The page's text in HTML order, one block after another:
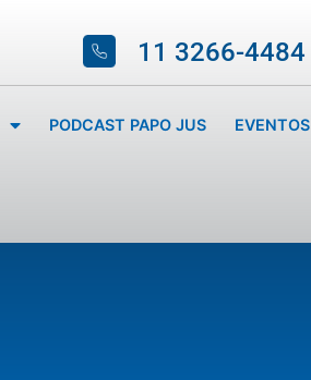
11 3266-4484
PODCAST PAPO JUS EVENTOS